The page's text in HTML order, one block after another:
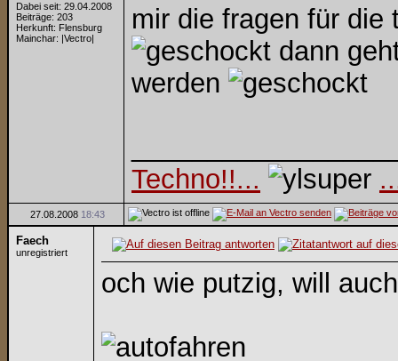
Dabei seit: 29.04.2008
Beiträge: 203
Herkunft: Flensburg
Mainchar: |Vectro|
mir die fragen für die
dann
werden
Techno!!...
27.08.2008 18:43
Faech
unregistriert
och wie putzig, will